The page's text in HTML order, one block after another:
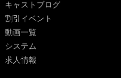
キャストブログ
割引イベント
動画一覧
システム
求人情報